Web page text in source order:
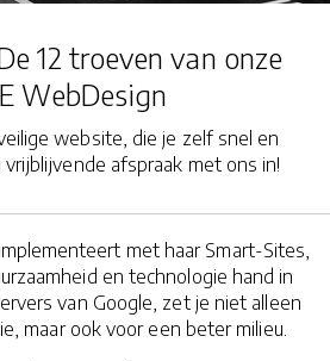
12 troeven van onze
WebDesign
website, die je zelf snel en
afspraak met ons in!
met haar Smart-Sites,
en technologie hand in
van Google, zet je niet alleen
maar ook voor een beter milieu.